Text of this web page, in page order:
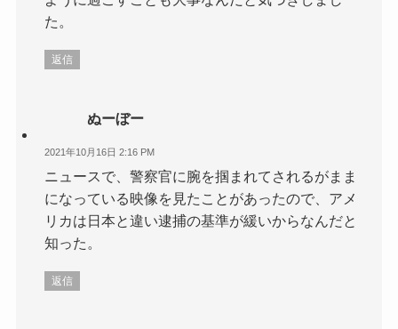
た。
返信
ぬーぼー
2021年10月16日 2:16 PM
ニュースで、警察官に腕を掴まれてされるがまま
になっている映像を見たことがあったので、アメ
リカは日本と違い逮捕の基準が緩いからなんだと
知った。
返信